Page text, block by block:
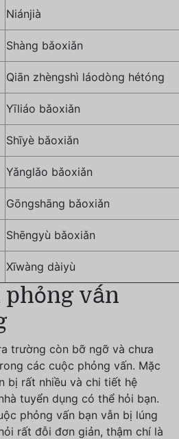
Niánjià
Shàng bǎoxiǎn
Qiān zhèngshì láodòng hétóng
Yīliáo bǎoxiǎn
Shīyè bǎoxiǎn
Yǎnglǎo bǎoxiǎn
Gōngshāng bǎoxiǎn
Shēngyù bǎoxiǎn
Xīwàng dàiyù
phỏng vấn
trường còn bỡ ngỡ và chưa
các cuộc phỏng vấn. Mặc
bị rất nhiều và chi tiết hệ
tuyển dụng có thể hỏi bạn.
phỏng vấn bạn vẫn bị lúng
rất đỗi đơn giản, thậm chí là